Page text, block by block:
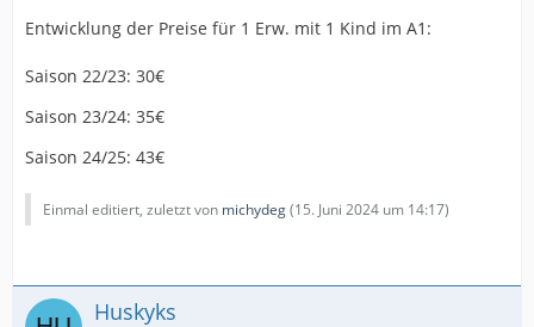
Entwicklung der Preise für 1 Erw. mit 1 Kind im A1:
Saison 22/23: 30€
Saison 23/24: 35€
Saison 24/25: 43€
Einmal editiert, zuletzt von michydeg(15. Juni 2024 um 14:17)
Huskyks